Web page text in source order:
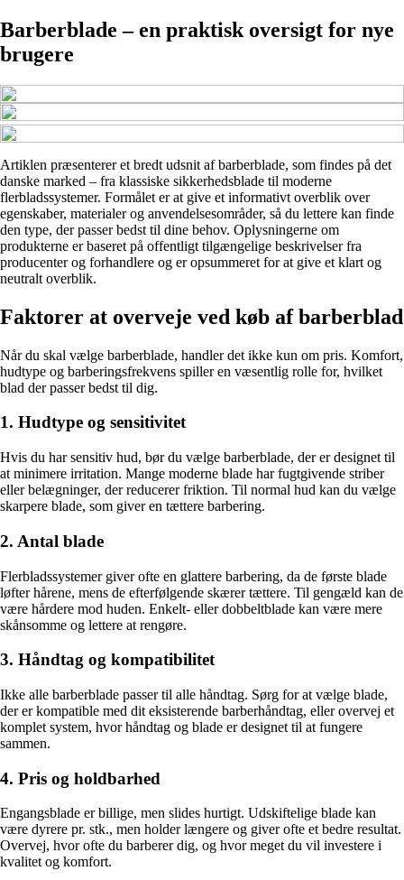
Barberblade – en praktisk oversigt for nye
brugere
Artiklen præsenterer et bredt udsnit af barberblade, som findes på det
danske marked – fra klassiske sikkerhedsblade til moderne
flerbladssystemer. Formålet er at give et informativt overblik over
egenskaber, materialer og anvendelsesområder, så du lettere kan finde
den type, der passer bedst til dine behov. Oplysningerne om
produkterne er baseret på offentligt tilgængelige beskrivelser fra
producenter og forhandlere og er opsummeret for at give et klart og
neutralt overblik.
Faktorer at overveje ved køb af barberblad
Når du skal vælge barberblade, handler det ikke kun om pris. Komfort,
hudtype og barberingsfrekvens spiller en væsentlig rolle for, hvilket
blad der passer bedst til dig.
1. Hudtype og sensitivitet
Hvis du har sensitiv hud, bør du vælge barberblade, der er designet til
at minimere irritation. Mange moderne blade har fugtgivende striber
eller belægninger, der reducerer friktion. Til normal hud kan du vælge
skarpere blade, som giver en tættere barbering.
2. Antal blade
Flerbladssystemer giver ofte en glattere barbering, da de første blade
løfter hårene, mens de efterfølgende skærer tættere. Til gengæld kan de
være hårdere mod huden. Enkelt- eller dobbeltblade kan være mere
skånsomme og lettere at rengøre.
3. Håndtag og kompatibilitet
Ikke alle barberblade passer til alle håndtag. Sørg for at vælge blade,
der er kompatible med dit eksisterende barberhåndtag, eller overvej et
komplet system, hvor håndtag og blade er designet til at fungere
sammen.
4. Pris og holdbarhed
Engangsblade er billige, men slides hurtigt. Udskiftelige blade kan
være dyrere pr. stk., men holder længere og giver ofte et bedre resultat.
Overvej, hvor ofte du barberer dig, og hvor meget du vil investere i
kvalitet og komfort.